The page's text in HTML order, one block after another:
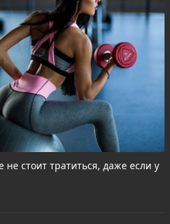
стоит тратиться, даже если у